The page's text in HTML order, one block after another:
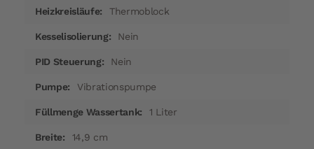
Thermoblock
Nein
Nein
Vibrationspumpe
1 Liter
14,9 cm